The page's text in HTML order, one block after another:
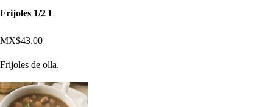
Frijoles 1/2 L
MX$43.00
Frijoles de olla.